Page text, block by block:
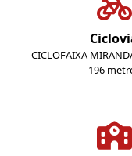
CICLOFAIXA
196